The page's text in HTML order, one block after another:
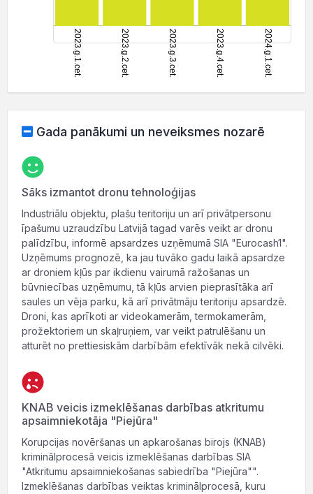
Gada panākumi un neveiksmes nozarē
Sāks izmantot dronu tehnoloģijas
Industriālu objektu, plašu teritoriju un arī privātpersonu
īpašumu uzraudzību Latvijā tagad varēs veikt ar dronu
palīdzību, informē apsardzes uzņēmumā SIA "Eurocash1".
Uzņēmums prognozē, ka jau tuvāko gadu laikā apsardze
ar droniem kļūs par ikdienu vairumā ražošanas un
būvniecības uzņēmumu, tā kļūs arvien pieprasītāka arī
saules un vēja parku, kā arī privātmāju teritoriju apsardzē.
Droni, kas aprīkoti ar videokamerām, termokamerām,
prožektoriem un skaļruņiem, var veikt patrulēšanu un
atturēt no prettiesiskām darbībām efektīvāk nekā cilvēki.
KNAB veicis izmeklēšanas darbības atkritumu
apsaimniekotāja "Piejūra"
Korupcijas novēršanas un apkarošanas birojs (KNAB)
kriminālprocesā veicis izmeklēšanas darbības SIA
"Atkritumu apsaimniekošanas sabiedrība "Piejūra"".
Izmeklēšanas darbības veiktas kriminālprocesā, kuru